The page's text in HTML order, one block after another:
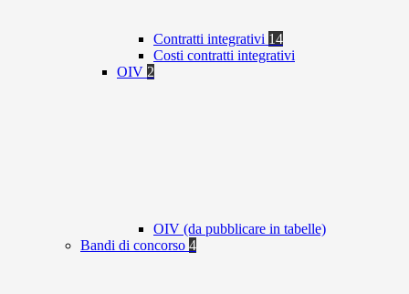
Contratti integrativi 14
Costi contratti integrativi
OIV 2
OIV (da pubblicare in tabelle)
Bandi di concorso 4